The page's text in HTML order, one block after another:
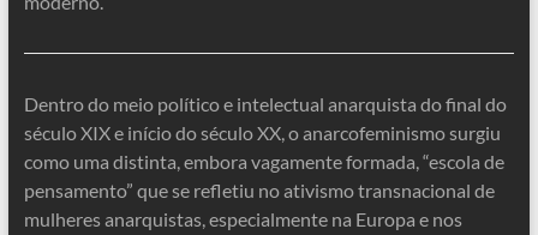
Dentro do meio político e intelectual anarquista do final do
século XIX e início do século XX, o anarcofeminismo surgiu
como uma distinta, embora vagamente formada, “escola de
pensamento” que se refletiu no ativismo transnacional de
mulheres anarquistas, especialmente na Europa e nos